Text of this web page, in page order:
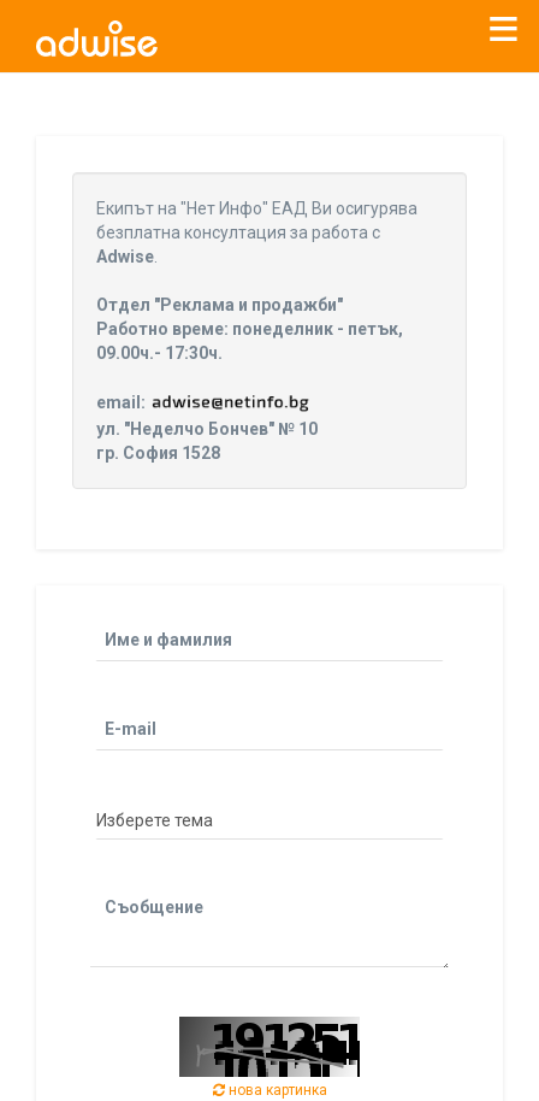
Уважаеми рекламодатели, с настоящото съобщение
бихме искали да Ви уведомим, че „Нет Инфо“ ЕАД (
прекратява услугата Adwiseсчитано от
г
Eкипът на "Нет Инфо" ЕАД Ви осигурява
безплатна консултация за работа с
Adwise.
Отдел "Реклама и продажби"
Работно време: понеделник - петък,
09.00ч.- 17:30ч.
email:
ул. "Неделчо Бончев" № 10
гр. София 1528
Име и фамилия
E-mail
Съобщение
нова картинка